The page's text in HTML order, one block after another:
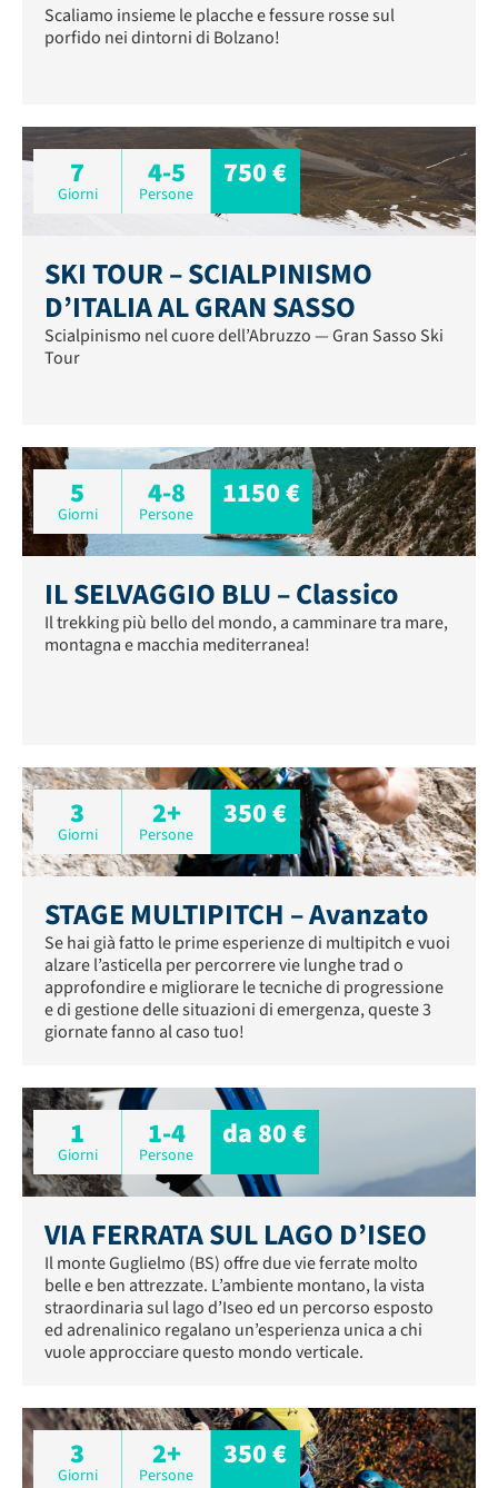
Scaliamo insieme le placche e fessure rosse sul
porfido nei dintorni di Bolzano!
7
Giorni
4-5
Persone
750 €
SKI TOUR – SCIALPINISMO
D’ITALIA AL GRAN SASSO
Scialpinismo nel cuore dell’Abruzzo — Gran Sasso Ski
Tour
5
Giorni
4-8
Persone
1150 €
IL SELVAGGIO BLU – Classico
Il trekking più bello del mondo, a camminare tra mare,
montagna e macchia mediterranea!
3
Giorni
2+
Persone
350 €
STAGE MULTIPITCH – Avanzato
Se hai già fatto le prime esperienze di multipitch e vuoi
alzare l’asticella per percorrere vie lunghe trad o
approfondire e migliorare le tecniche di progressione
e di gestione delle situazioni di emergenza, queste 3
giornate fanno al caso tuo!
1
Giorni
1-4
Persone
da 80 €
VIA FERRATA SUL LAGO D’ISEO
Il monte Guglielmo (BS) offre due vie ferrate molto
belle e ben attrezzate. L’ambiente montano, la vista
straordinaria sul lago d’Iseo ed un percorso esposto
ed adrenalinico regalano un’esperienza unica a chi
vuole approcciare questo mondo verticale.
3
Giorni
2+
Persone
350 €